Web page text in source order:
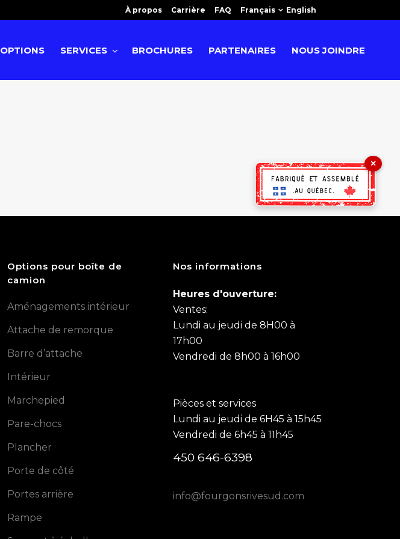
À propos Carrière FAQ Français English
OPTIONS SERVICES BROCHURES PARTENAIRES NOUS JOINDRE
Options pour boîte de
camion
Aménagements intérieur
Attache de remorque
Barre d’attache
Intérieur
Marchepied
Pare-chocs
Plancher
Porte de côté
Portes arrière
Rampe
Nos informations
Heures d'ouverture:
Ventes:
Lundi au jeudi de 8H00 à
17h00
Vendredi de 8h00 à 16h00
Pièces et services
Lundi au jeudi de 6H45 à 15h45
Vendredi de 6h45 à 11h45
450 646-6398
info@fourgonsrivesud.com
×